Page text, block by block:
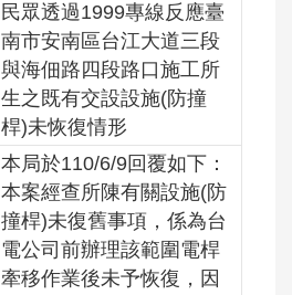
民眾透過1999專線反應臺
南市安南區台江大道三段
與海佃路四段路口施工所
生之既有交設設施(防撞
桿)未恢復情形
本局於110/6/9回覆如下：
本案經查所陳有關設施(防
撞桿)未復舊事項，係為台
電公司前辦理該範圍電桿
牽移作業後未予恢復，因